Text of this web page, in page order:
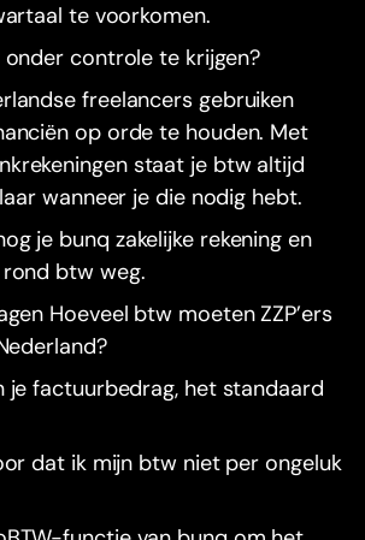
te voorkomen.
controle te krijgen?
freelancers gebruiken
op orde te houden. Met
staat je btw altijd
wanneer je die nodig hebt.
je bunq zakelijke rekening en
btw weg.
Hoeveel btw moeten ZZP’ers
je factuurbedrag, het standaard
dat ik mijn btw niet per ongeluk